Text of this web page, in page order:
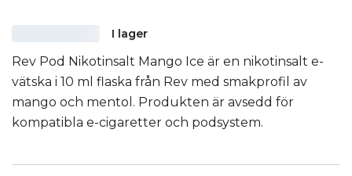
I lager
Rev Pod Nikotinsalt Mango Ice är en nikotinsalt e-
vätska i 10 ml flaska från Rev med smakprofil av
mango och mentol. Produkten är avsedd för
kompatibla e-cigaretter och podsystem.